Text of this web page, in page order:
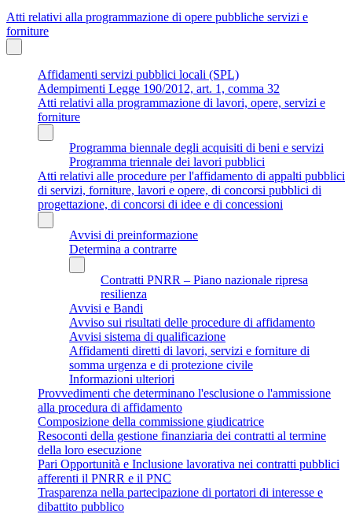
Atti relativi alla programmazione di opere pubbliche servizi e
forniture
Affidamenti servizi pubblici locali (SPL)
Adempimenti Legge 190/2012, art. 1, comma 32
Atti relativi alla programmazione di lavori, opere, servizi e
forniture
Programma biennale degli acquisiti di beni e servizi
Programma triennale dei lavori pubblici
Atti relativi alle procedure per l'affidamento di appalti pubblici
di servizi, forniture, lavori e opere, di concorsi pubblici di
progettazione, di concorsi di idee e di concessioni
Avvisi di preinformazione
Determina a contrarre
Contratti PNRR – Piano nazionale ripresa
resilienza
Avvisi e Bandi
Avviso sui risultati delle procedure di affidamento
Avvisi sistema di qualificazione
Affidamenti diretti di lavori, servizi e forniture di
somma urgenza e di protezione civile
Informazioni ulteriori
Provvedimenti che determinano l'esclusione o l'ammissione
alla procedura di affidamento
Composizione della commissione giudicatrice
Resoconti della gestione finanziaria dei contratti al termine
della loro esecuzione
Pari Opportunità e Inclusione lavorativa nei contratti pubblici
afferenti il PNRR e il PNC
Trasparenza nella partecipazione di portatori di interesse e
dibattito pubblico